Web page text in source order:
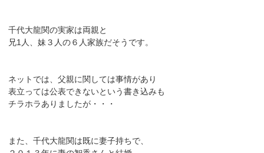
千代大龍関の実家は両親と
兄1人、妹３人の６人家族だそうです。
ネットでは、父親に関しては事情があり
表立っては公表できないという書き込みも
チラホラありましたが・・・
また、千代大龍関は既に妻子持ちで、